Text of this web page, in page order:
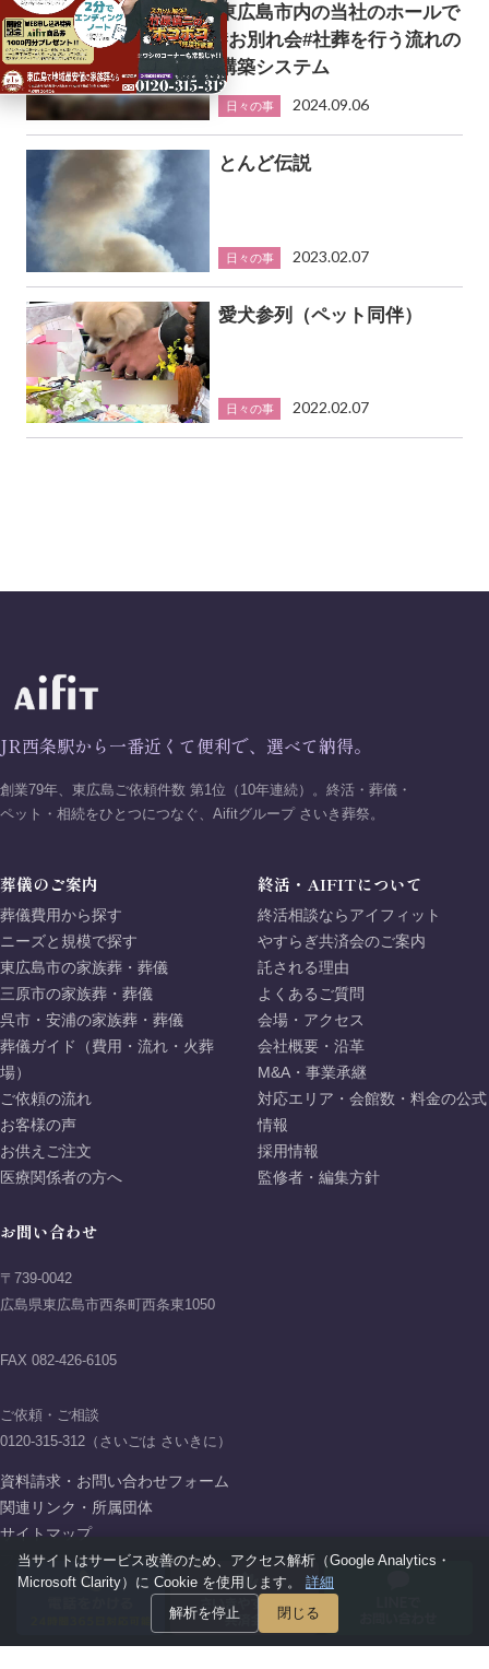
東広島市内の当社のホールで
#お別れ会#社葬を行う流れの
構築システム
日々の事 2024.09.06
とんど伝説
日々の事 2023.02.07
愛犬参列（ペット同伴）
日々の事 2022.02.07
JR西条駅から一番近くて便利で、選べて納得。
創業79年、東広島ご依頼件数 第1位（10年連続）。終活・葬儀・
ペット・相続をひとつにつなぐ、Aifitグループ さいき葬祭。
葬儀のご案内
葬儀費用から探す
ニーズと規模で探す
東広島市の家族葬・葬儀
三原市の家族葬・葬儀
呉市・安浦の家族葬・葬儀
葬儀ガイド（費用・流れ・火葬
場）
ご依頼の流れ
お客様の声
お供えご注文
医療関係者の方へ
終活・AIFITについて
終活相談ならアイフィット
やすらぎ共済会のご案内
託される理由
よくあるご質問
会場・アクセス
会社概要・沿革
M&A・事業承継
対応エリア・会館数・料金の公式
情報
採用情報
監修者・編集方針
お問い合わせ
〒739-0042
広島県東広島市西条町西条東1050
FAX 082-426-6105
ご依頼・ご相談
0120-315-312（さいごは さいきに）
資料請求・お問い合わせフォーム
関連リンク・所属団体
サイトマップ
プライバシーポリシー
当サイトはサービス改善のため、アクセス解析（Google Analytics・
Microsoft Clarity）に Cookie を使用します。 詳細
解析を停止
閉じる